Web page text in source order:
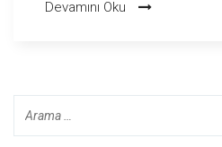
Biliyorum, birçoğunuz "Bir dakika,
Devamını Oku